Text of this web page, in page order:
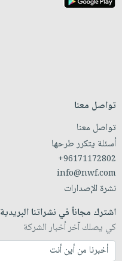
تواصل معنا
تواصل معنا
أسئلة يتكرر طرحها
+96171172802
info@nwf.com
نشرة الإصدارات
اشترك مجاناً في نشراتنا البريدية
كي يصلك آخر أخبار الشركة